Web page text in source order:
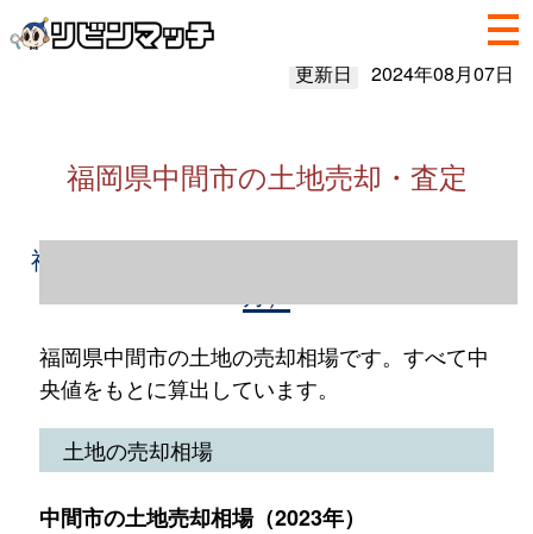
更新日 2024年08月07日
福岡県中間市の土地売却・査定
福岡県中間市の土地売却情報（2023年1～12
福岡県中間市の土地の売却相場です。すべて中
央値をもとに算出しています。
土地の売却相場
中間市の土地売却相場（2023年）